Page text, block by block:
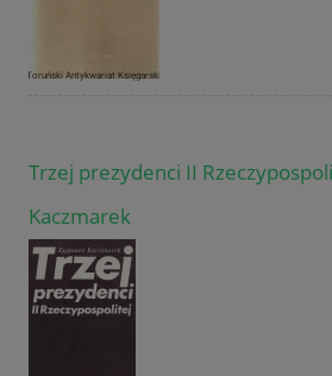
Trzej prezydenci II
Kaczmarek